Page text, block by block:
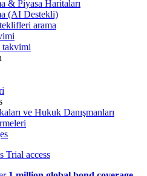
& Piyasa Haritaları
(AI Destekli)
arama
takvimi
ve Hukuk Danışmanları
Trial access